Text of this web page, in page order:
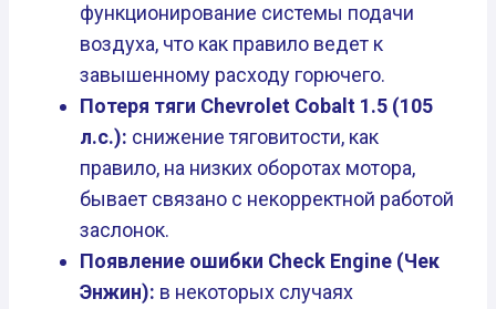
функционирование системы подачи
воздуха, что как правило ведет к
завышенному расходу горючего.
Потеря тяги Chevrolet Cobalt 1.5 (105
л.с.): снижение тяговитости, как
правило, на низких оборотах мотора,
бывает связано с некорректной работой
заслонок.
Появление ошибки Check Engine (Чек
Энжин): в некоторых случаях